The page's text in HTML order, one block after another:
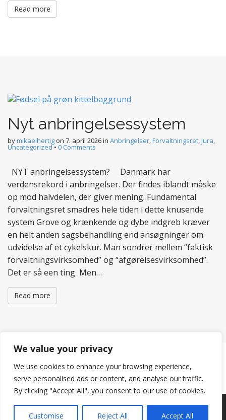
We value your privacy
We use cookies to enhance your browsing experience,
serve personalised ads or content, and analyse our traffic.
By clicking "Accept All", you consent to our use of cookies.
Customise Reject All Accept All
Read more
Nyt anbringelsessystem
bymikaelhertigon 7. april 2026in Anbringelser,Forvaltningsret,Jura,
Uncategorized• 0 Comments
NYT anbringelsessystem? Danmark har
verdensrekord i anbringelser. Der findes iblandt måske
op mod halvdelen, der giver mening. Fundamental
forvaltningsret smadres hele tiden i dette knusende
system Grove og krænkende og dybe indgreb kræver
en helt anden sagsbehandling end ansøgninger om
udvidelse af et cykelskur. Man sondrer mellem “faktisk
forvaltningsvirksomhed” og “afgørelsesvirksomhed”.
Det er så een ting Men…
Read more
← Older posts Newer posts →
Copyright © 2026Hertig . All Rights Reserved.